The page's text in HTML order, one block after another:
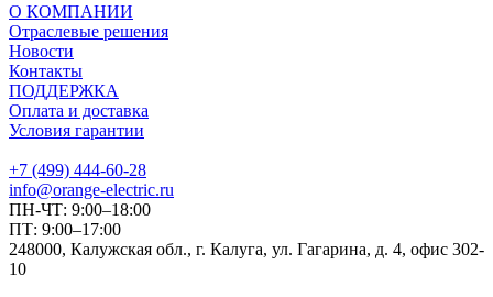
О КОМПАНИИ
Отраслевые решения
Новости
Контакты
ПОДДЕРЖКА
Оплата и доставка
Условия гарантии
+7 (499) 444-60-28
info@orange-electric.ru
ПН-ЧТ: 9:00–18:00
ПТ: 9:00–17:00
248000, Калужская обл., г. Калуга, ул. Гагарина, д. 4, офис 302-
10